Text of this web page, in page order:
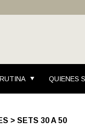
RUTINA QUIENES
> SETS 30 A 50